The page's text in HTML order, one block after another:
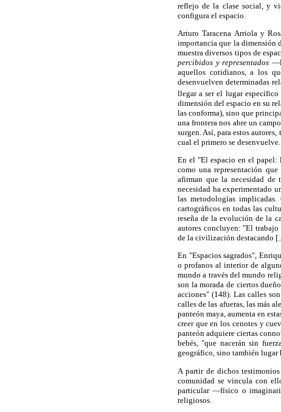
reflejo de la clase social, y
configura el espacio.
Arturo Taracena Arriola y
importancia que la dimensión
muestra diversos tipos de
percibidos y representados
aquellos cotidianos, a los
desenvuelven determinadas
llegar a ser el lugar
dimensión del espacio en su
las conforma), sino que
una frontera nos abre un
surgen. Así, para estos
cual el primero se desenvuelve.
En el "El espacio en el papel:
como una representación
afirman que la necesidad de
necesidad ha experimentado
las metodologías
cartográficos en todas las
reseña de la evolución de la
autores concluyen: "El
de la civilización destacando
En "Espacios sagrados",
o profanos al interior de
mundo a través del mundo
son la morada de ciertos
acciones" (148). Las calles
calles de las afueras, las más
panteón maya, aumenta en
creer que en los cenotes y
panteón adquiere ciertas
bebés, "que nacerán sin
geográfico, sino también lugar
A partir de dichos
comunidad se vincula con
particular —físico o
religiosos.